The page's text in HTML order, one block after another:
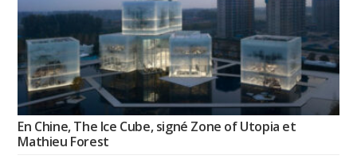
En Chine, The Ice Cube, signé Zone of Utopia et
Mathieu Forest